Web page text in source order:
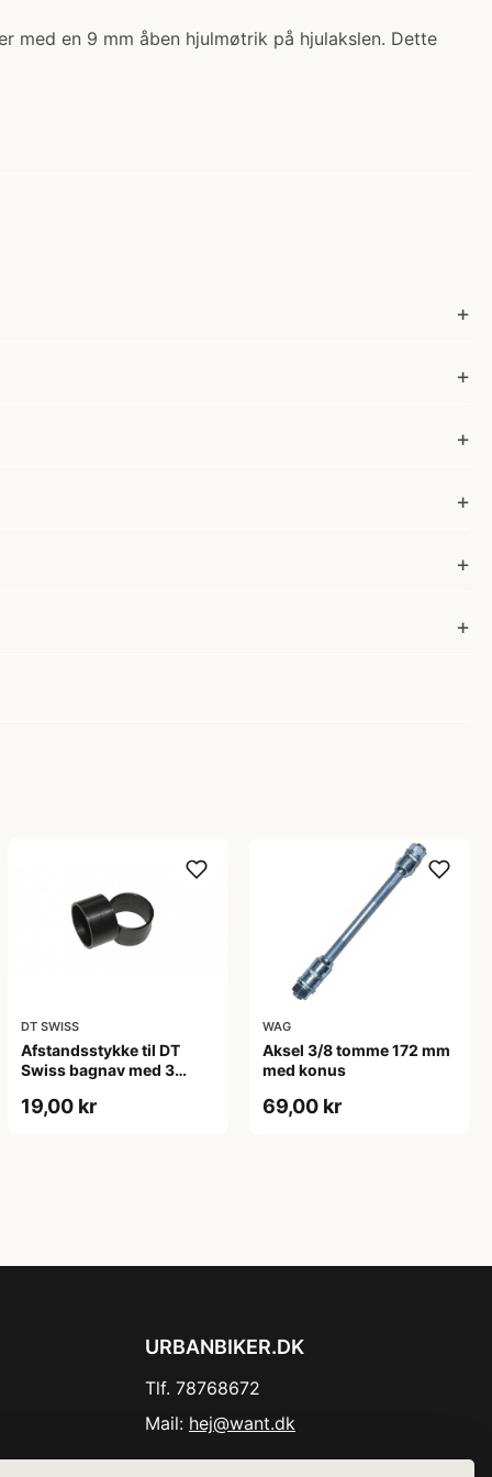
med en 9 mm åben hjulmøtrik på hjulakslen. Dette
DT SWISS
Afstandsstykke til DT
Swiss bagnav med 3
19,00 kr
WAG
Aksel 3/8 tomme 172 mm
med konus
69,00 kr
URBANBIKER.DK
Tlf. 78768672
Mail: hej@want.dk